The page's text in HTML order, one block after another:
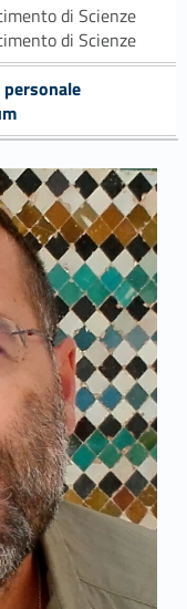
di Scienze
di Scienze